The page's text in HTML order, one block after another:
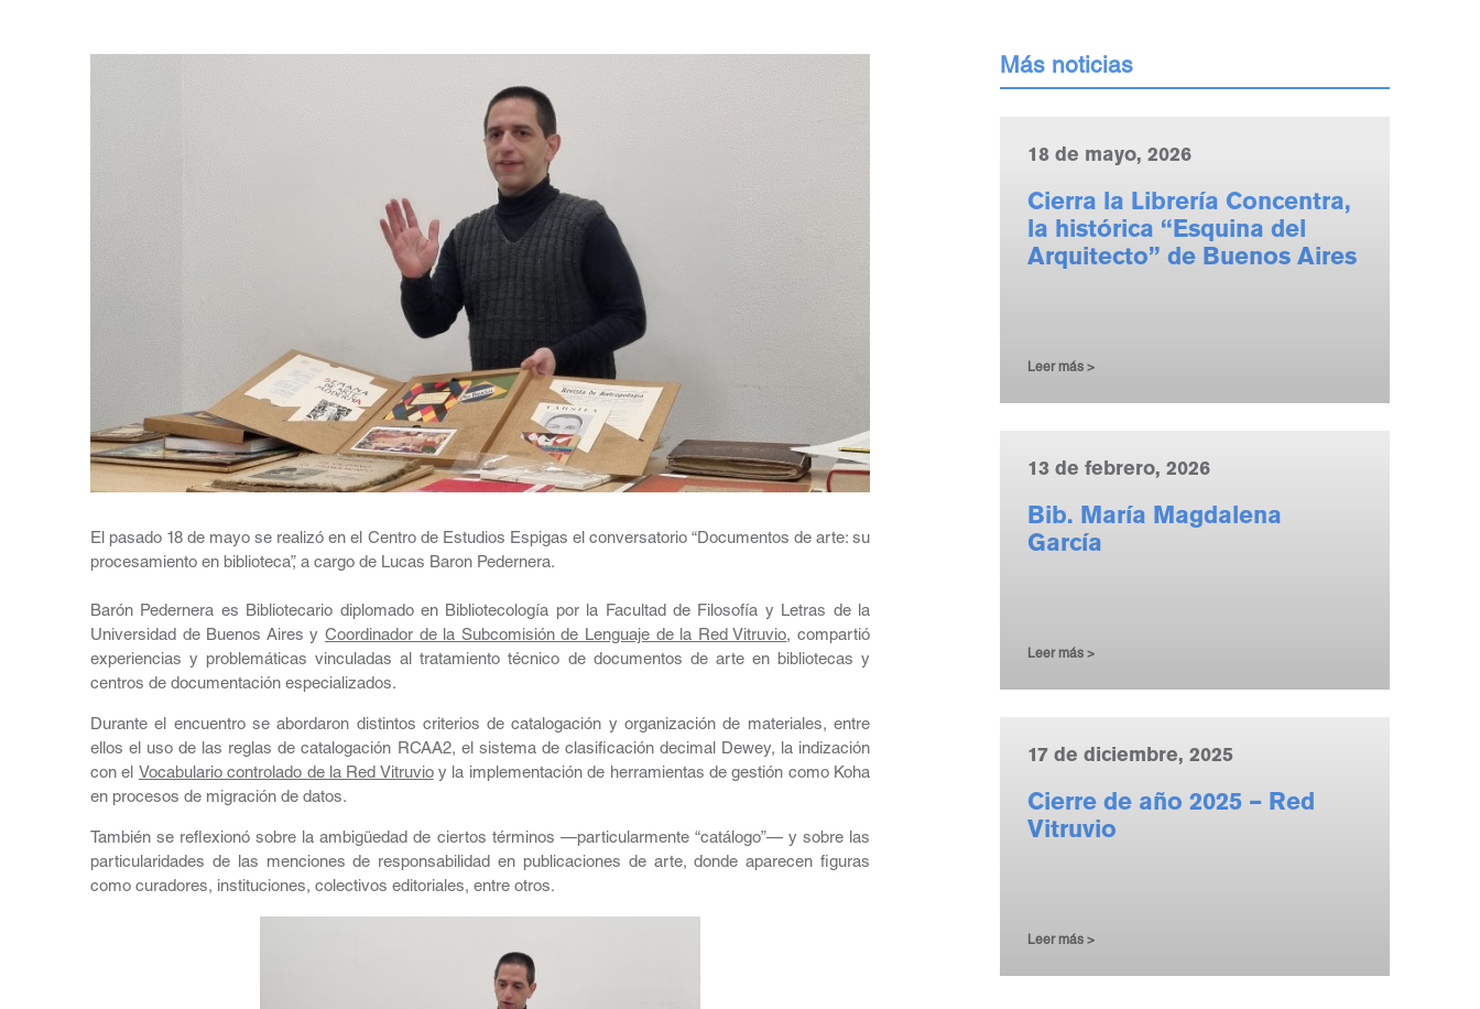
El pasado 18 de mayo se realizó en el Centro de Estudios Espigas el conversatorio “Documentos de arte: su
procesamiento en biblioteca”, a cargo de Lucas Baron Pedernera.
Barón Pedernera es Bibliotecario diplomado en Bibliotecología por la Facultad de Filosofía y Letras de la
Universidad de Buenos Aires y Coordinador de la Subcomisión de Lenguaje de la Red Vitruvio, compartió
experiencias y problemáticas vinculadas al tratamiento técnico de documentos de arte en bibliotecas y
centros de documentación especializados.
Durante el encuentro se abordaron distintos criterios de catalogación y organización de materiales, entre
ellos el uso de las reglas de catalogación RCAA2, el sistema de clasificación decimal Dewey, la indización
con el Vocabulario controlado de la Red Vitruvioy la implementación de herramientas de gestión como Koha
en procesos de migración de datos.
También se reflexionó sobre la ambigüedad de ciertos términos —particularmente “catálogo”— y sobre las
particularidades de las menciones de responsabilidad en publicaciones de arte, donde aparecen figuras
como curadores, instituciones, colectivos editoriales, entre otros.
Más noticias
18 de mayo, 2026
Cierra la Librería Concentra,
la histórica “Esquina del
Arquitecto” de Buenos Aires
Leer más >
13 de febrero, 2026
Bib. María Magdalena
García
Leer más >
17 de diciembre, 2025
Cierre de año 2025 – Red
Vitruvio
Leer más >